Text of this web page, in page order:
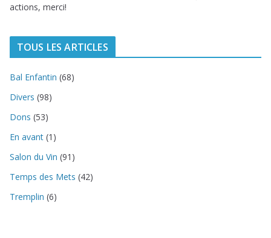
actions, merci!
TOUS LES ARTICLES
Bal Enfantin (68)
Divers (98)
Dons (53)
En avant (1)
Salon du Vin (91)
Temps des Mets (42)
Tremplin (6)